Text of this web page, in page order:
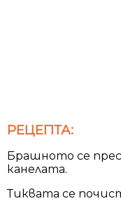
РЕЦЕПТА:
Брашното се
канелата.
Тиквата се